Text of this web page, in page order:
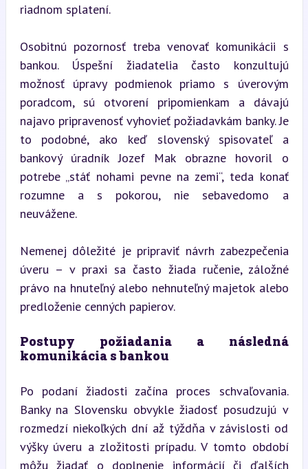
riadnom splatení.
Osobitnú pozornosť treba venovať komunikácii s
bankou. Úspešní žiadatelia často konzultujú
možnosť úpravy podmienok priamo s úverovým
poradcom, sú otvorení pripomienkam a dávajú
najavo pripravenosť vyhovieť požiadavkám banky. Je
to podobné, ako keď slovenský spisovateľ a
bankový úradník Jozef Mak obrazne hovoril o
potrebe „stáť nohami pevne na zemi“, teda konať
rozumne a s pokorou, nie sebavedomo a
neuvážene.
Nemenej dôležité je pripraviť návrh zabezpečenia
úveru – v praxi sa často žiada ručenie, záložné
právo na hnuteľný alebo nehnuteľný majetok alebo
predloženie cenných papierov.
Postupy požiadania a následná
komunikácia s bankou
Po podaní žiadosti začína proces schvaľovania.
Banky na Slovensku obvykle žiadosť posudzujú v
rozmedzí niekoľkých dní až týždňa v závislosti od
výšky úveru a zložitosti prípadu. V tomto období
môžu žiadať o doplnenie informácií či ďalších